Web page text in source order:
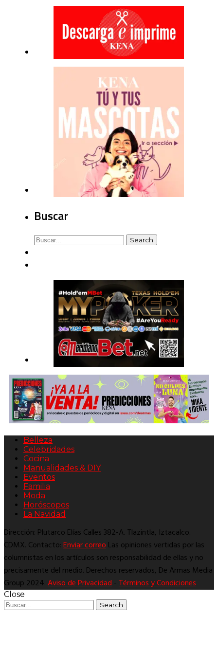
Buscar
Belleza
Celebridades
Cocina
Manualidades & DIY
Eventos
Familia
Moda
Horóscopos
La Navidad
Dirección: Plutarco Elías Calles 382-A. Tlazintla, Iztacalco.
CDMX. Contacto:Enviar correoLas opiniones vertidas por las
columnistas en los artículos son responsabilidad de ellas y no
precisamente del medio. Derechos reservados, De Armas Media
Group 2024.Aviso de Privacidad-Términos y Condiciones
Close